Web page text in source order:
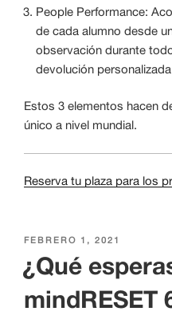
People Performance:
de cada alumno desde
observación durante
devolución
Estos 3 elementos hacen
único a nivel mundial.
Reserva tu plaza para los
PUBLICADO
FEBRERO 1, 2021
¿Qué
mindRESET